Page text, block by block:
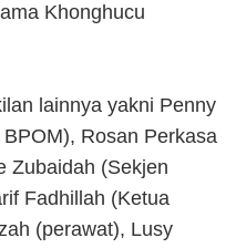
Khonghucu
lainnya yakni Penny
Rosan Perkasa
Zubaidah (Sekjen
Fadhillah (Ketua
(perawat), Lusy